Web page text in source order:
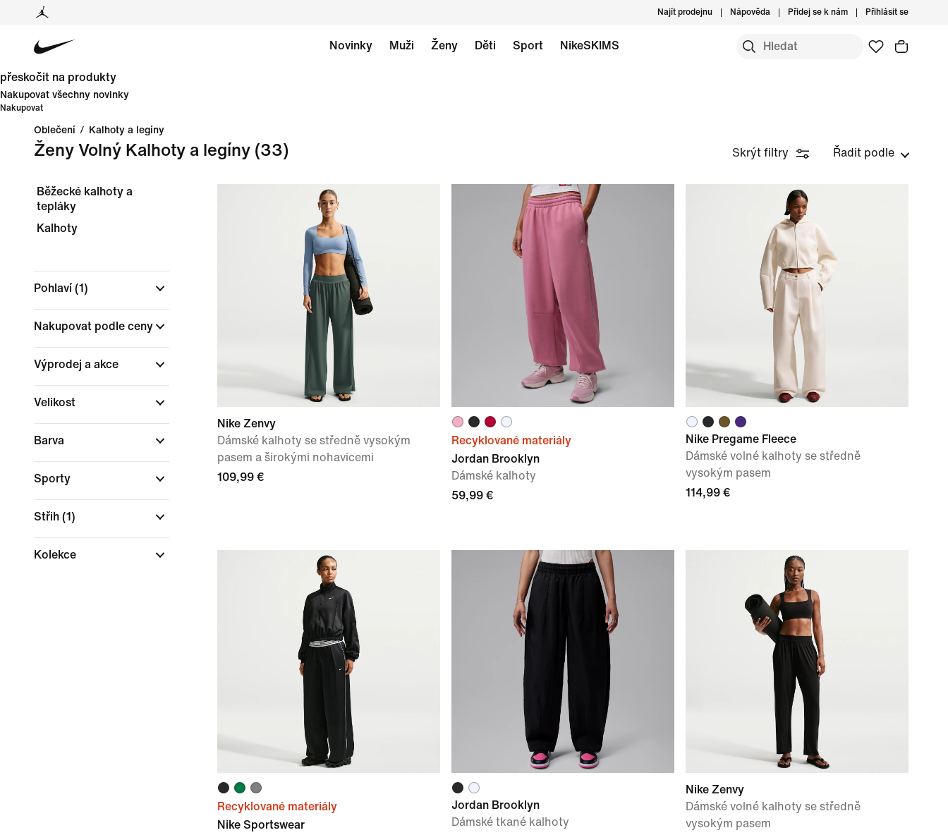
Najít prodejnu Nápověda Přidej se k nám Přihlásit se
Novinky Muži Ženy Děti Sport NikeSKIMS
přeskočit na produkty
Nakupovat všechny novinky
Nakupovat
Oblečení / Kalhoty a legíny
Ženy Volný Kalhoty a legíny (33) Skrýt filtry Řadit podle
Běžecké kalhoty a
tepláky
Kalhoty
Pohlaví (1)
Nakupovat podle ceny
Výprodej a akce
Velikost
Barva
Sporty
Střih (1)
Kolekce
Nike Zenvy
Dámské kalhoty se středně vysokým
pasem a širokými nohavicemi
109,99 €
Recyklované materiály
Jordan Brooklyn
Dámské kalhoty
59,99 €
Nike Pregame Fleece
Dámské volné kalhoty se středně
vysokým pasem
114,99 €
Recyklované materiály
Nike Sportswear
Jordan Brooklyn
Dámské tkané kalhoty
Nike Zenvy
Dámské volné kalhoty se středně
vysokým pasem